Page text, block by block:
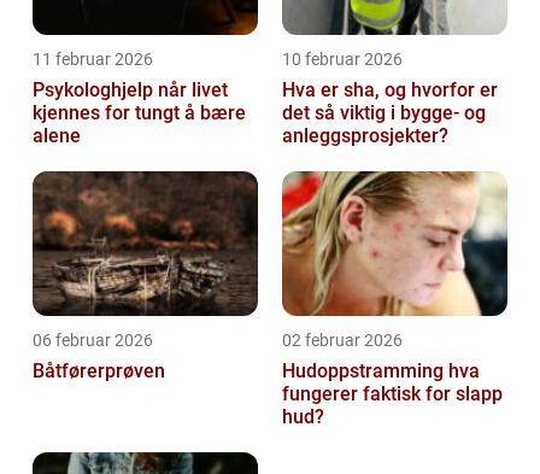
11 februar 2026
Psykologhjelp når livet
kjennes for tungt å bære
alene
10 februar 2026
Hva er sha, og hvorfor er
det så viktig i bygge- og
anleggsprosjekter?
06 februar 2026
Båtførerprøven
02 februar 2026
Hudoppstramming hva
fungerer faktisk for slapp
hud?